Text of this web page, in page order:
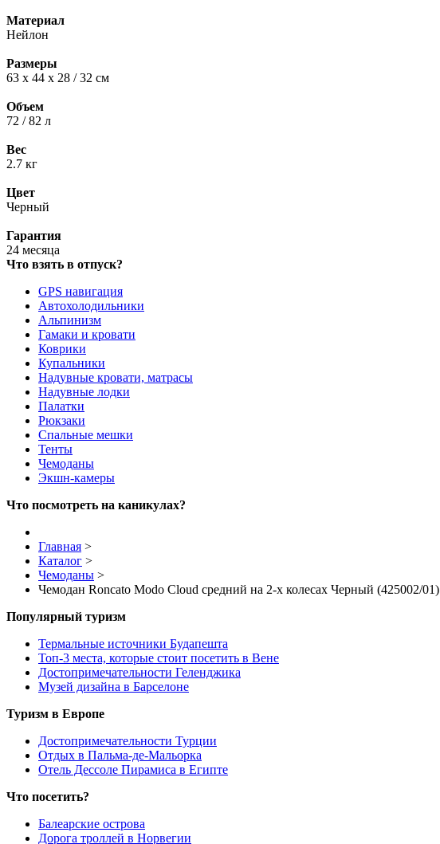
Материал
Нейлон
Размеры
63 х 44 х 28 / 32 см
Объем
72 / 82 л
Вес
2.7 кг
Цвет
Черный
Гарантия
24 месяца
Что взять в отпуск?
GPS навигация
Автохолодильники
Альпинизм
Гамаки и кровати
Коврики
Купальники
Надувные кровати, матрасы
Надувные лодки
Палатки
Рюкзаки
Спальные мешки
Тенты
Чемоданы
Экшн-камеры
Что посмотреть на каникулах?
Главная >
Каталог >
Чемоданы >
Чемодан Roncato Modo Cloud средний на 2-х колесах Черный (425002/01)
Популярный туризм
Термальные источники Будапешта
Топ-3 места, которые стоит посетить в Вене
Достопримечательности Геленджика
Музей дизайна в Барселоне
Туризм в Европе
Достопримечательности Турции
Отдых в Пальма-де-Мальорка
Отель Дессоле Пирамиса в Египте
Что посетить?
Балеарские острова
Дорога троллей в Норвегии